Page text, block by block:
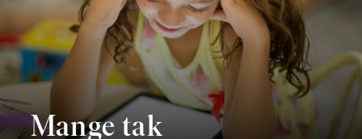
Mange tak